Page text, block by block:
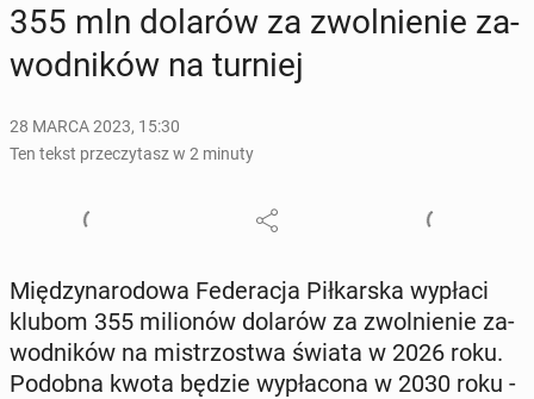
355 mln dolarów za zwol­nie­nie za­
wod­ni­ków na turniej
28 MARCA 2023, 15:30
Ten tekst przeczytasz w 2 minuty
Mię­dzy­na­ro­do­wa Fe­de­ra­cja Pił­kar­ska wypłaci
klubom 355 mi­lio­nów dolarów za zwol­nie­nie za­
wod­ni­ków na mi­strzo­stwa świata w 2026 roku.
Podobna kwota będzie wy­pła­co­na w 2030 roku -